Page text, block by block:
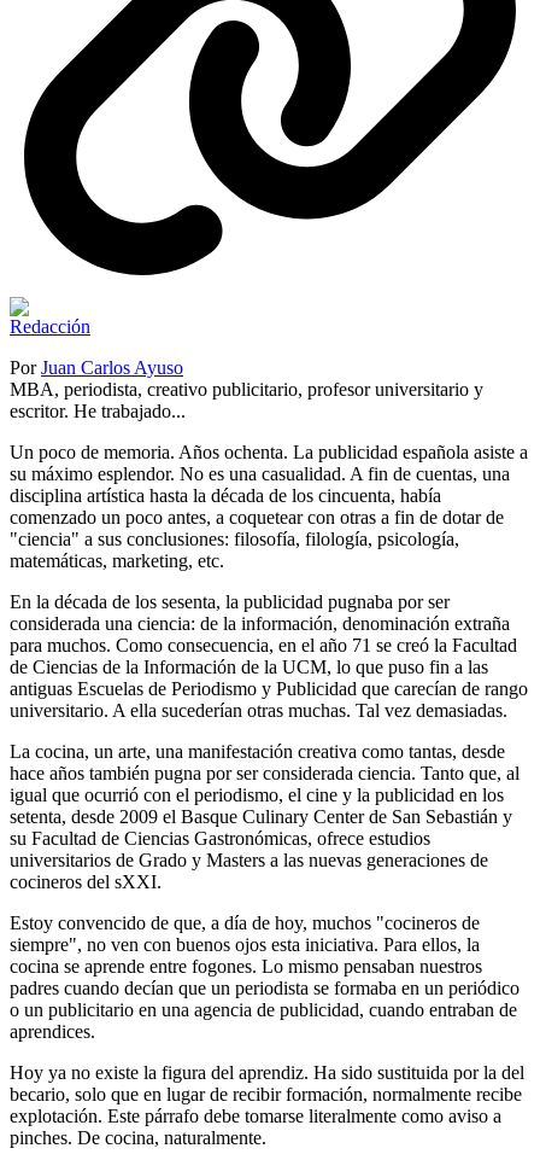
PorJuan Carlos Ayuso
MBA, periodista, creativo publicitario, profesor universitario y
escritor. He trabajado...
Un poco de memoria. Años ochenta. La publicidad española asiste a
su máximo esplendor. No es una casualidad. A fin de cuentas, una
disciplina artística hasta la década de los cincuenta, había
comenzado un poco antes, a coquetear con otras a fin de dotar de
"ciencia" a sus conclusiones: filosofía, filología, psicología,
matemáticas, marketing, etc.
En la década de los sesenta, la publicidad pugnaba por ser
considerada una ciencia: de la información, denominación extraña
para muchos. Como consecuencia, en el año 71 se creó la Facultad
de Ciencias de la Información de la UCM, lo que puso fin a las
antiguas Escuelas de Periodismo y Publicidad que carecían de rango
universitario. A ella sucederían otras muchas. Tal vez demasiadas.
La cocina, un arte, una manifestación creativa como tantas, desde
hace años también pugna por ser considerada ciencia. Tanto que, al
igual que ocurrió con el periodismo, el cine y la publicidad en los
setenta, desde 2009 el Basque Culinary Center de San Sebastián y
su Facultad de Ciencias Gastronómicas, ofrece estudios
universitarios de Grado y Masters a las nuevas generaciones de
cocineros del sXXI.
Estoy convencido de que, a día de hoy, muchos "cocineros de
siempre", no ven con buenos ojos esta iniciativa. Para ellos, la
cocina se aprende entre fogones. Lo mismo pensaban nuestros
padres cuando decían que un periodista se formaba en un periódico
o un publicitario en una agencia de publicidad, cuando entraban de
aprendices.
Hoy ya no existe la figura del aprendiz. Ha sido sustituida por la del
becario, solo que en lugar de recibir formación, normalmente recibe
explotación. Este párrafo debe tomarse literalmente como aviso a
pinches. De cocina, naturalmente.